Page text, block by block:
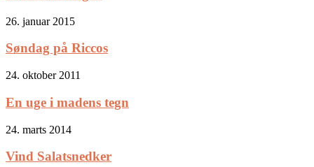
26. januar 2015
Søndag på Riccos
24. oktober 2011
En uge i madens tegn
24. marts 2014
Vind Salatsnedker